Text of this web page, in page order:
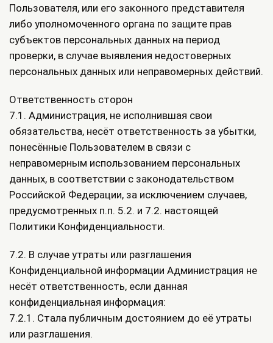
Пользователя, или его законного представителя
либо уполномоченного органа по защите прав
субъектов персональных данных на период
проверки, в случае выявления недостоверных
персональных данных или неправомерных действий.
Ответственность сторон
7.1. Администрация, не исполнившая свои
обязательства, несёт ответственность за убытки,
понесённые Пользователем в связи с
неправомерным использованием персональных
данных, в соответствии с законодательством
Российской Федерации, за исключением случаев,
предусмотренных п.п. 5.2. и 7.2. настоящей
Политики Конфиденциальности.
7.2. В случае утраты или разглашения
Конфиденциальной информации Администрация не
несёт ответственность, если данная
конфиденциальная информация:
7.2.1. Стала публичным достоянием до её утраты
или разглашения.